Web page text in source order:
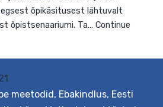
mis teeb õppimise
kuna võimaldab
seostada, mitte ei keskendu
põhinevaid uuenduslikke
ja sotsiaalainetes. Väljundid
meetodid, Ebakindlus, Eesti